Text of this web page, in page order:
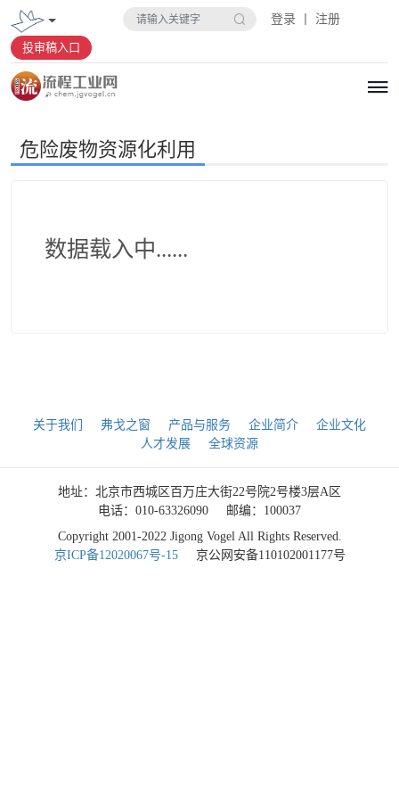
登录 丨 注册
投审稿入口
危险废物资源化利用
数据载入中......
关于我们 弗戈之窗 产品与服务 企业简介
企业文化
人才发展
全球资源
地址：北京市西城区百万庄大街22号院2号楼3层A区
电话：010-63326090
邮编：100037
Copyright 2001-2022 Jigong Vogel All Rights Reserved.
京ICP备12020067号-15
京公网安备110102001177号